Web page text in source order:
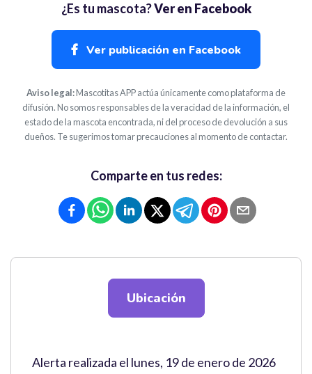
¿Es tu mascota?Ver en Facebook
Ver publicación en Facebook
Aviso legal:Mascotitas APP actúa únicamente como plataforma de
difusión. No somos responsables de la veracidad de la información, el
estado de la mascota encontrada, ni del proceso de devolución a sus
dueños. Te sugerimos tomar precauciones al momento de contactar.
Comparte en tus redes:
Ubicación
Alerta realizada el lunes, 19 de enero de 2026